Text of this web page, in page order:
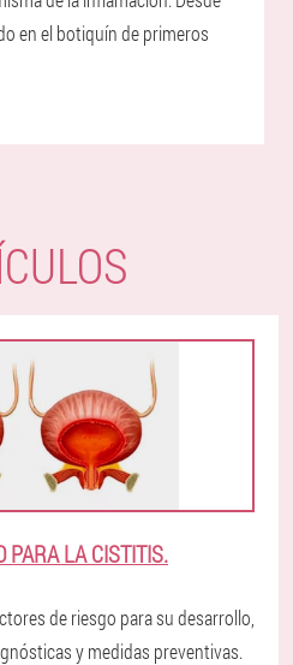
en el botiquín de primeros
PARA LA CISTITIS.
de riesgo para su desarrollo,
y medidas preventivas.